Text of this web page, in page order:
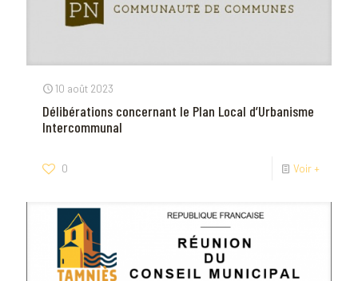
10 août 2023
Délibérations concernant le Plan Local d’Urbanisme
Intercommunal
0 Voir +